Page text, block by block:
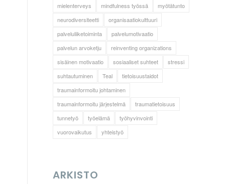
mielenterveys
mindfulness työssä
myötätunto
neurodiversiteetti
organisaatiokulttuuri
palveluliiketoiminta
palvelumotivaatio
palvelun arvoketju
reinventing organizations
sisäinen motivaatio
sosiaaliset suhteet
stressi
suhtautuminen
Teal
tietoisuustaidot
traumainformoitu johtaminen
traumainformoitu järjestelmä
traumatietoisuus
tunnetyö
työelämä
työhyvinvointi
vuorovaikutus
yhteistyö
ARKISTO